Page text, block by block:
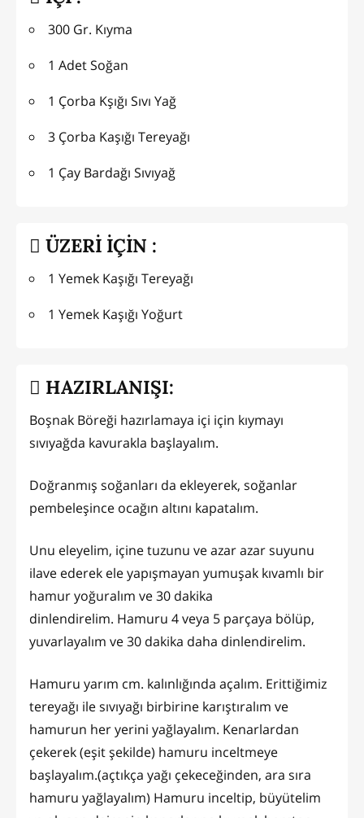
300 Gr. Kıyma
1 Adet Soğan
1 Çorba Kşığı Sıvı Yağ
3 Çorba Kaşığı Tereyağı
1 Çay Bardağı Sıvıyağ
ÜZERİ İÇİN :
1 Yemek Kaşığı Tereyağı
1 Yemek Kaşığı Yoğurt
HAZIRLANIŞI:
Boşnak Böreği hazırlamaya içi için kıymayı
sıvıyağda kavurakla başlayalım.
Doğranmış soğanları da ekleyerek, soğanlar
pembeleşince ocağın altını kapatalım.
Unu eleyelim, içine tuzunu ve azar azar suyunu
ilave ederek ele yapışmayan yumuşak kıvamlı bir
hamur yoğuralım ve 30 dakika
dinlendirelim. Hamuru 4 veya 5 parçaya bölüp,
yuvarlayalım ve 30 dakika daha dinlendirelim.
Hamuru yarım cm. kalınlığında açalım. Erittiğimiz
tereyağı ile sıvıyağı birbirine karıştıralım ve
hamurun her yerini yağlayalım. Kenarlardan
çekerek (eşit şekilde) hamuru inceltmeye
başlayalım.(açtıkça yağı çekeceğinden, ara sıra
hamuru yağlayalım) Hamuru inceltip, büyütelim